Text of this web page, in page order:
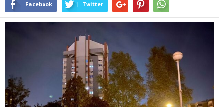
Facebook Twitter